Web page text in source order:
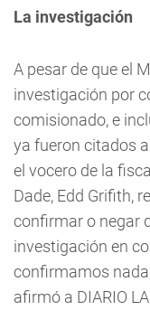
La investigación
A pesar de que el
investigación por
comisionado, e
ya fueron citados
el vocero de la
Dade, Edd Grifith,
confirmar o negar
investigación en
confirmamos
afirmó a DIARIO